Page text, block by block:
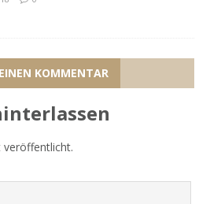
KOMMENTAR
veröffentlicht.